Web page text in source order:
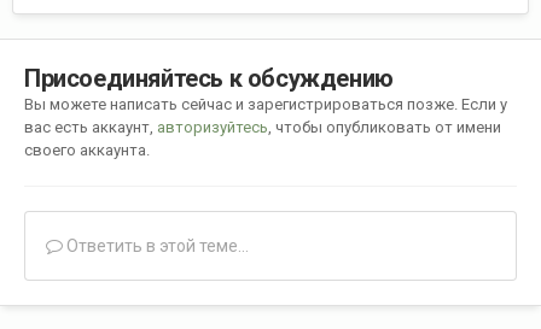
Присоединяйтесь к обсуждению
Вы можете написать сейчас и зарегистрироваться позже. Если у
вас есть аккаунт, авторизуйтесь, чтобы опубликовать от имени
своего аккаунта.
Ответить в этой теме...